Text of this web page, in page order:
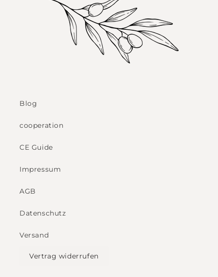
Blog
cooperation
CE Guide
Impressum
AGB
Datenschutz
Versand
Vertrag widerrufen